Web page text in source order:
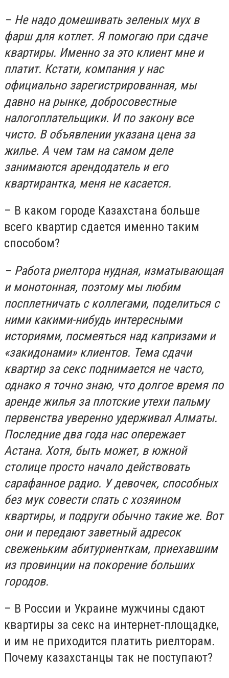
– Не надо домешивать зеленых мух в
фарш для котлет. Я помогаю при сдаче
квартиры. Именно за это клиент мне и
платит. Кстати, компания у нас
официально зарегистрированная, мы
давно на рынке, добросовестные
налогоплательщики. И по закону все
чисто. В объявлении указана цена за
жилье. А чем там на самом деле
занимаются арендодатель и его
квартирантка, меня не касается.
– В каком городе Казахстана больше
всего квартир сдается именно таким
способом?
– Работа риелтора нудная, изматывающая
и монотонная, поэтому мы любим
посплетничать с коллегами, поделиться с
ними какими-нибудь интересными
историями, посмеяться над капризами и
«закидонами» клиентов. Тема сдачи
квартир за секс поднимается не часто,
однако я точно знаю, что долгое время по
аренде жилья за плотские утехи пальму
первенства уверенно удерживал Алматы.
Последние два года нас опережает
Астана. Хотя, быть может, в южной
столице просто начало действовать
сарафанное радио. У девочек, способных
без мук совести спать с хозяином
квартиры, и подруги обычно такие же. Вот
они и передают заветный адресок
свеженьким абитуриенткам, приехавшим
из провинции на покорение больших
городов.
– В России и Украине мужчины сдают
квартиры за секс на интернет-площадке,
и им не приходится платить риелторам.
Почему казахстанцы так не поступают?